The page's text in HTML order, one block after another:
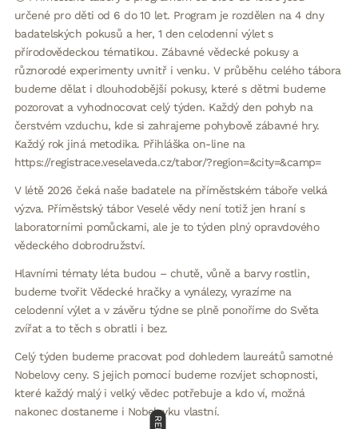
určené pro děti od 6 do 10 let. Program je rozdělen na 4 dny
badatelských pokusů a her, 1 den celodenní výlet s
přírodovědeckou tématikou. Zábavné vědecké pokusy a
různorodé experimenty uvnitř i venku. V průběhu celého tábora
budeme dělat i dlouhodobější pokusy, které s dětmi budeme
pozorovat a vyhodnocovat celý týden. Každý den pohyb na
čerstvém vzduchu, kde si zahrajeme pohybově zábavné hry.
Každý rok jiná metodika. Přihláška on-line na
https://registrace.veselaveda.cz/tabor/?region=&city=&camp=
V létě 2026 čeká naše badatele na příměstském táboře velká
výzva. Příměstský tábor Veselé vědy není totiž jen hraní s
laboratorními pomůckami, ale je to týden plný opravdového
vědeckého dobrodružství.
Hlavními tématy léta budou – chutě, vůně a barvy rostlin,
budeme tvořit Vědecké hračky a vynálezy, vyrazíme na
celodenní výlet a v závěru týdne se plně ponoříme do Světa
zvířat a to těch s obratli i bez.
Celý týden budeme pracovat pod dohledem laureátů samotné
Nobelovy ceny. S jejich pomocí budeme rozvíjet schopnosti,
které každý malý i velký vědec potřebuje a kdo ví, možná
nakonec dostaneme i Nobelovku vlastní.